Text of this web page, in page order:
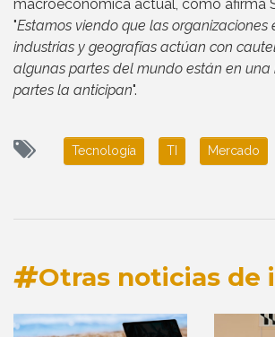
macroeconómica actual, como afirma
"Estamos viendo que las organizaciones
industrias y geografías actúan con
algunas partes del mundo están en una
partes la anticipan".
Tecnología TI Mercado
Otras noticias de